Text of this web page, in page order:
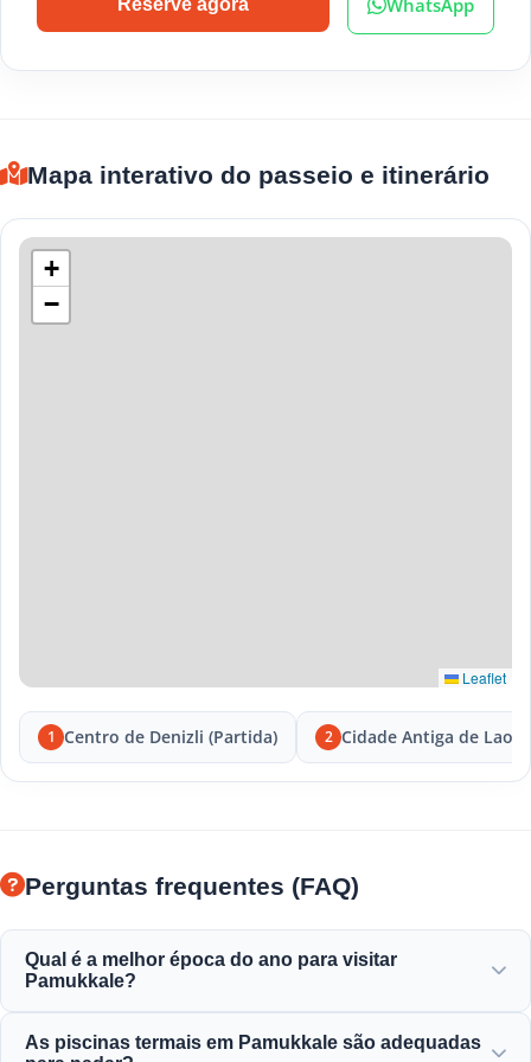
Mapa interativo do passeio e itinerário
+
−
Leaflet
1 Centro de Denizli (Partida) 2 Cidade Antiga de
Perguntas frequentes (FAQ)
Qual é a melhor época do ano para visitar
Pamukkale?
(abril a junho) e o outono (setembro a novembro)
As piscinas termais em Pamukkale são adequadas